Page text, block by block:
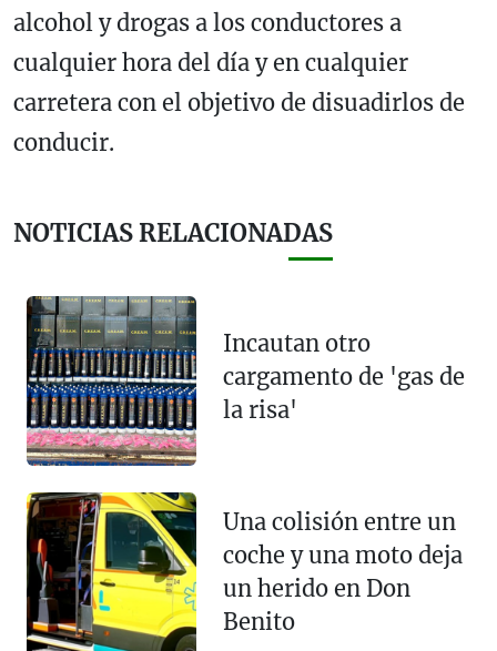
alcohol y drogas a los conductores a
cualquier hora del día y en cualquier
carretera con el objetivo de disuadirlos de
conducir.
NOTICIAS RELACIONADAS
Incautan otro
cargamento de 'gas de
la risa'
Una colisión entre un
coche y una moto deja
un herido en Don
Benito